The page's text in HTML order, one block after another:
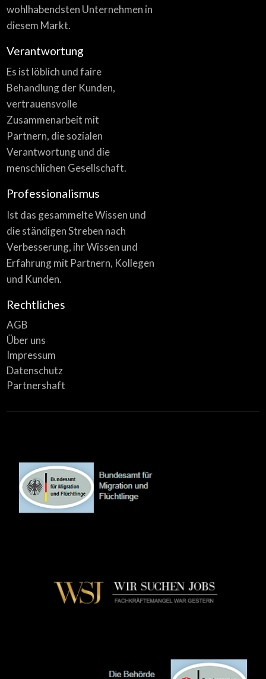
wohlhabendsten Unternehmen in
diesem Markt.
Verantwortung
Es ist löblich und faire
Behandlung der Kunden,
vertrauensvolle
Zusammenarbeit mit
Partnern, die sozialen
Verantwortung und die
menschlichen Gesellschaft.
Professionalismus
Ist das gesammelte Wissen und
die ständigen Streben nach
Verbesserung, ihr Wissen und
Erfahrung mit Partnern, Kollegen
und Kunden.
Rechtliches
AGB
Über uns
Impressum
Datenschutz
Partnershaft